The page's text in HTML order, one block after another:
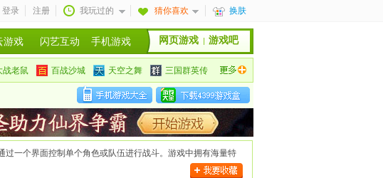
登录 注册 我玩过的 猜你喜欢 换肤
游戏 闪艺互动 手机游戏 网页游戏 游戏吧
战老鼠 百战沙城 天空之舞 三国群英传
安卓手机游戏大全 苹果手机游戏大全
一个界面控制单个角色或队伍进行战斗。游戏中拥有海量特